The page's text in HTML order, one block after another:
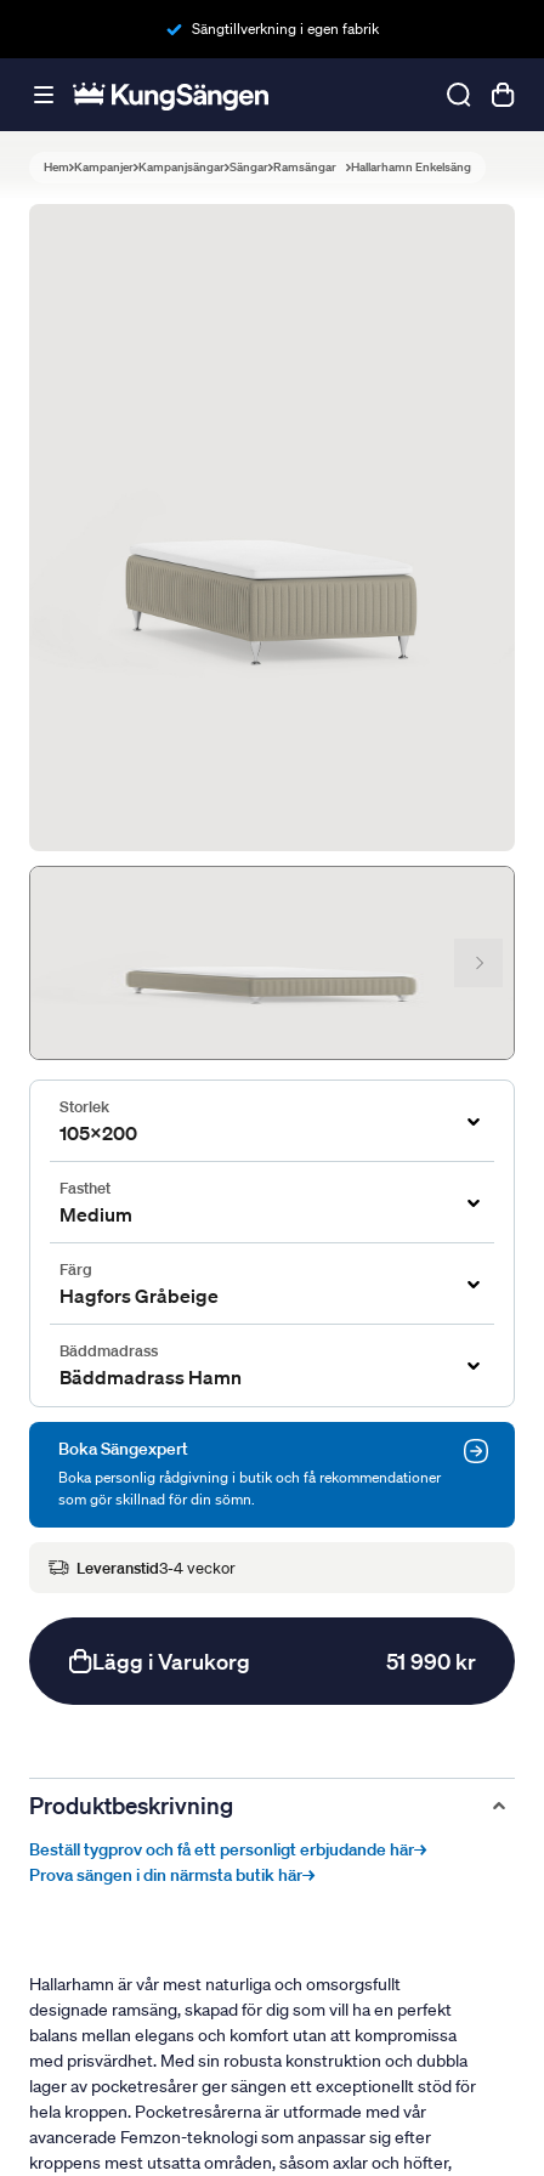
Sängtillverkning i egen fabrik
Hem Kampanjer Kampanjsängar Sängar Ramsängar Hallarhamn Enkelsäng
Storlek
105x200
Fasthet
Medium
Färg
Hagfors Gråbeige
Bäddmadrass
Bäddmadrass Hamn
Boka Sängexpert
Boka personlig rådgivning i butik och få rekommendationer
som gör skillnad för din sömn.
Leveranstid3-4 veckor
Lägg i Varukorg 51 990 kr
Produktbeskrivning
Beställ tygprov och få ett personligt erbjudande här→
Prova sängen i din närmsta butik här→
Hallarhamn är vår mest naturliga och omsorgsfullt
designade ramsäng, skapad för dig som vill ha en perfekt
balans mellan elegans och komfort utan att kompromissa
med prisvärdhet. Med sin robusta konstruktion och dubbla
lager av pocketresårer ger sängen ett exceptionellt stöd för
hela kroppen. Pocketresårerna är utformade med vår
avancerade Femzon-teknologi som anpassar sig efter
kroppens mest utsatta områden, såsom axlar och höfter,